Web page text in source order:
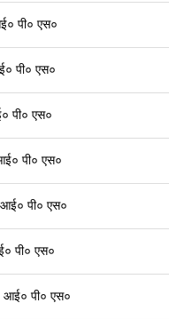
पी० एस०
पी० एस०
पी० एस०
पी० एस०
पी० एस०
पी० एस०
आई० पी० एस०